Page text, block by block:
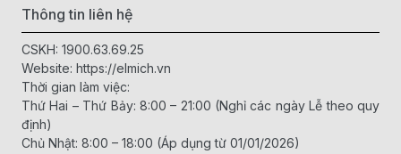
Thông tin liên hệ
CSKH: 1900.63.69.25
Website: https://elmich.vn
Thời gian làm việc:
Thứ Hai – Thứ Bảy: 8:00 – 21:00 (Nghỉ các ngày Lễ theo quy
định)
Chủ Nhật: 8:00 – 18:00 (Áp dụng từ 01/01/2026)